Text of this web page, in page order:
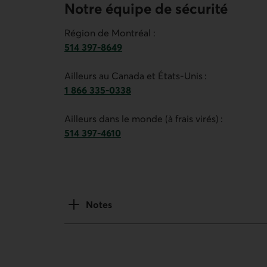
Notre équipe de sécurité
Région de Montréal :
514 397-8649
Ailleurs au Canada et États-Unis :
1 866 335-0338
Numéro de téléphone du service de
Ailleurs dans le monde (à frais virés) :
514 397-4610
Notes